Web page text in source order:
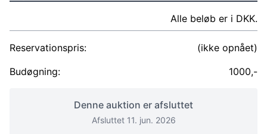
Alle beløb er i DKK.
Reservationspris:
(ikke opnået)
Budøgning:
1000,-
Denne auktion er afsluttet
Afsluttet 11. jun. 2026